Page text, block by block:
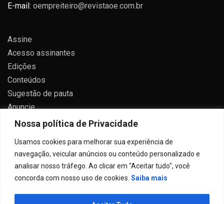
Nossa política de Privacidade
Usamos cookies para melhorar sua experiência de
navegação, veicular anúncios ou conteúdo personalizado e
analisar nosso tráfego. Ao clicar em "Aceitar tudo", você
concorda com nosso uso de cookies. Saiba mais
E-mail: oempreiteiro@revistaoe.com.br
Assine
Acesso assinantes
Edições
Conteúdos
Sugestão de pauta
Anuncie
Contato